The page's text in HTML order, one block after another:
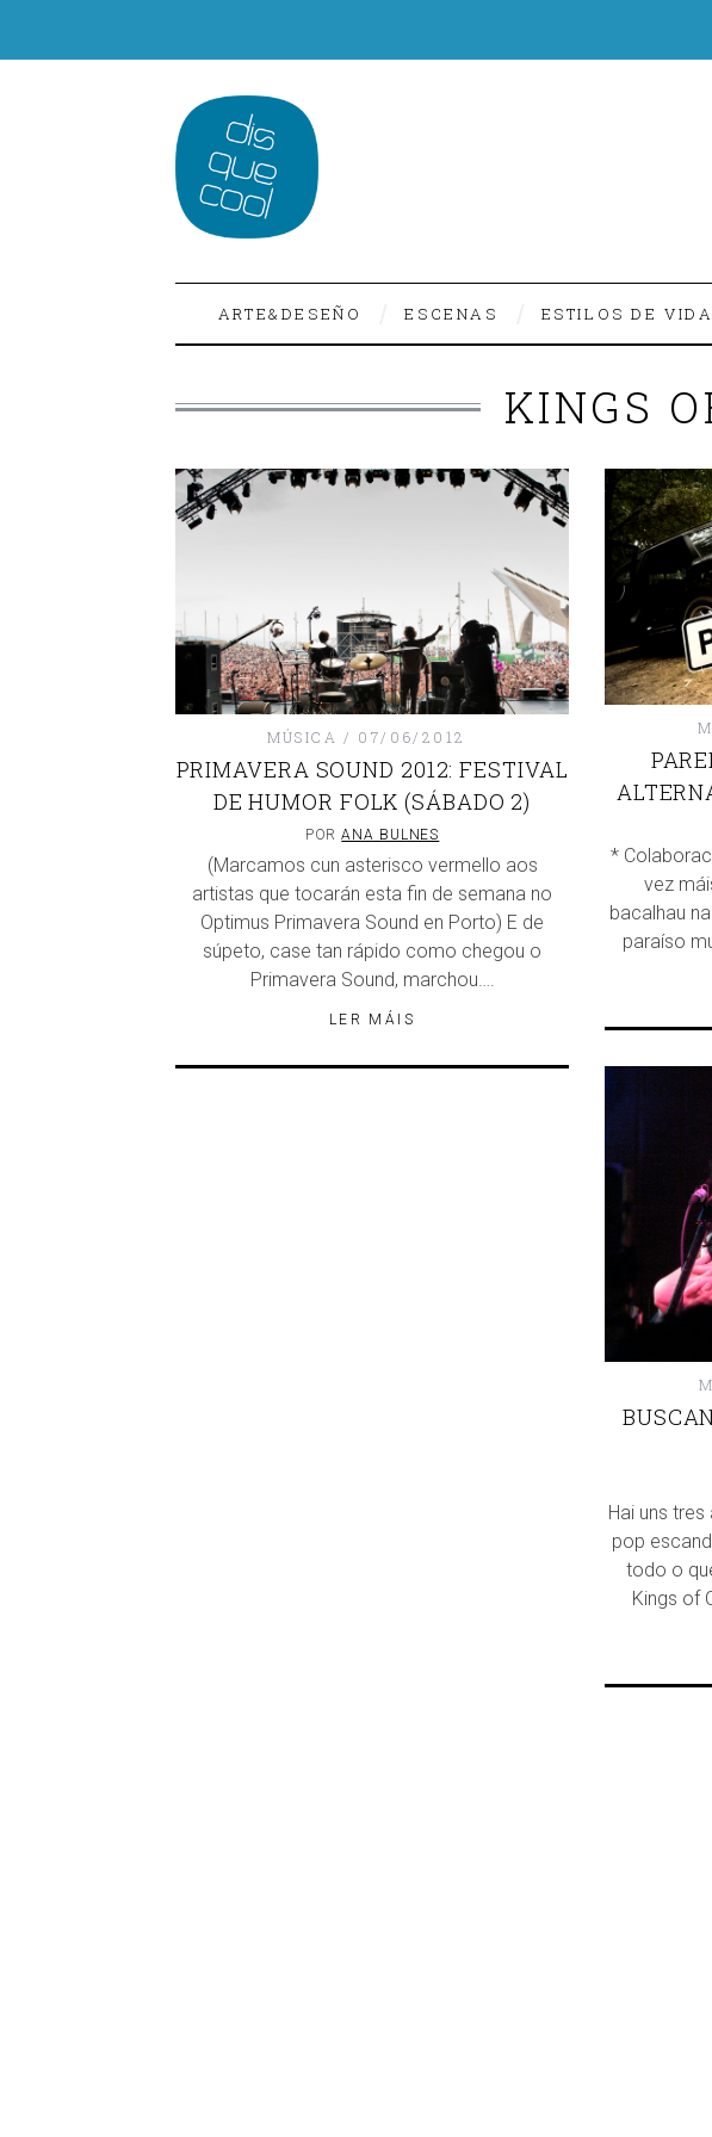
ARTE&DESEÑO ESCENAS ESTILOS DE VIDA
KINGS
MÚSICA 07/06/2012
PRIMAVERA SOUND 2012: FESTIVAL
DE HUMOR FOLK (SÁBADO 2)
PORANA BULNES
(Marcamos cun asterisco vermello aos
artistas que tocarán esta fin de semana no
Optimus Primavera Sound en Porto) E de
súpeto, case tan rápido como chegou o
Primavera Sound, marchou….
LER MÁIS
*
vez
bacalhau
paraíso
Hai uns
pop
todo o
Kings of